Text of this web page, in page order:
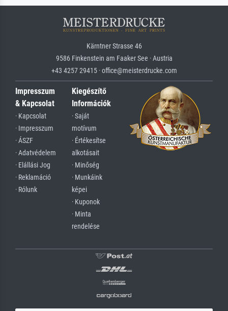
Kärntner Strasse 46
9586 Finkenstein am Faaker See · Austria
+43 4257 29415 · office@meisterdrucke.com
Impresszum
& Kapcsolat
· Kapcsolat
· Impresszum
· ÁSZF
· Adatvédelem
· Elállási Jog
· Reklamáció
· Rólunk
Kiegészítő
Információk
· Saját
motívum
· Értékesítse
alkotásait
· Minőség
· Munkáink
képei
· Kuponok
· Minta
rendelése